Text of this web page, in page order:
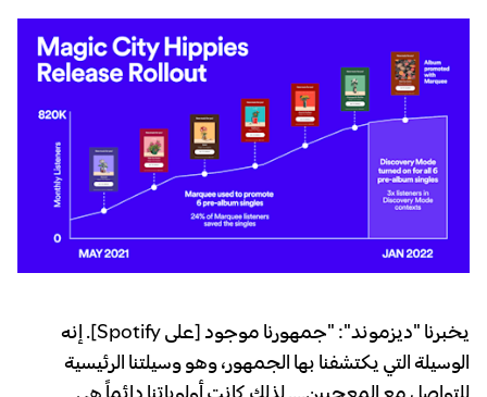
يخبرنا "ديزموند": "جمهورنا موجود [على Spotify]. إنه
الوسيلة التي يكتشفنا بها الجمهور، وهو وسيلتنا الرئيسية